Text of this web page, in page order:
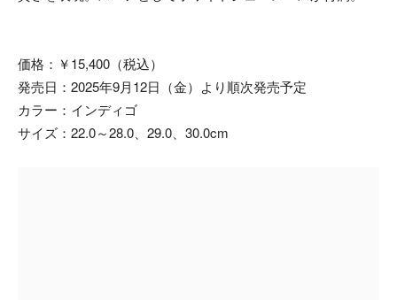
価格：￥15,400（税込）
発売日：2025年9月12日（金）より順次発売予定
カラー：インディゴ
サイズ：22.0～28.0、29.0、30.0cm